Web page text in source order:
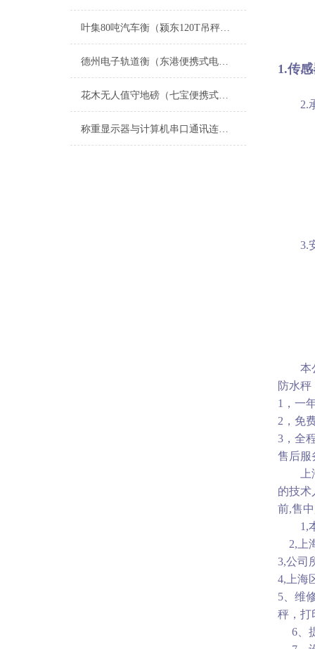
叶集80吨汽车衡（颍东120T吊秤）舒城便携式地磅）萧县50吨地磅维修
德州电子轨道衡（东港便携式电磅）惠民移动汽车衡
花木无人值守地磅（七宝便携式汽车衡）漕泾电子秤）梅陇地磅维修
称重显示器与计算机串口通讯连接方式
1.传
2.
3.
本
防水
1 ，一
2 ，免
3 ，全
售后服
上海
的技术
前,售
1,本
2,上
3,公司
4,上海
5、维
秤，打
6、